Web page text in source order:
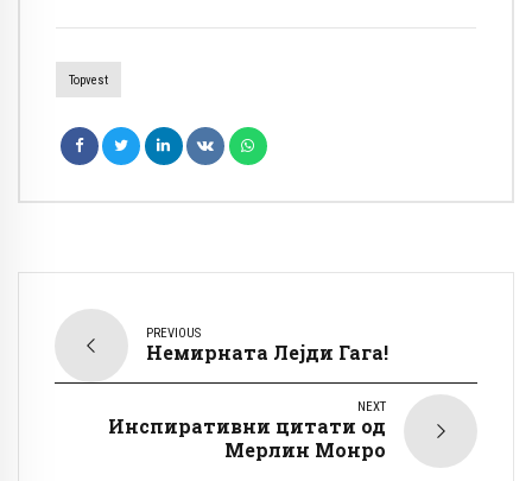
Topvest
PREVIOUS
Немирната Лејди Гага!
NEXT
Инспиративни цитати од
Мерлин Монро